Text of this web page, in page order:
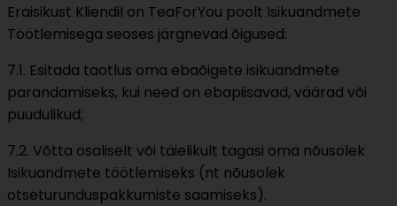
Eraisikust Kliendil on TeaForYou poolt Isikuandmete
Töötlemisega seoses järgnevad õigused:
7.1. Esitada taotlus oma ebaõigete isikuandmete
parandamiseks, kui need on ebapiisavad, väärad või
puudulikud;
7.2. Võtta osaliselt või täielikult tagasi oma nõusolek
Isikuandmete töötlemiseks (nt nõusolek
otseturunduspakkumiste saamiseks).